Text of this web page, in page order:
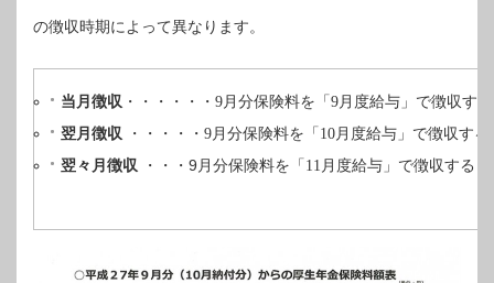
の徴収時期によって異なります。
当月徴収 ・・・・・・9月分保険料を「9月度給与」で徴収す
翌月徴収
・・・・・9月分保険料を「10月度給与」で徴収する
翌々月徴収 ・・・9 月分保険料を「11月度給与」で徴収する